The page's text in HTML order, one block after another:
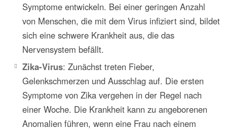
Symptome entwickeln. Bei einer geringen Anzahl
von Menschen, die mit dem Virus infiziert sind, bildet
sich eine schwere Krankheit aus, die das
Nervensystem befällt.
Zika-Virus: Zunächst treten Fieber,
Gelenkschmerzen und Ausschlag auf. Die ersten
Symptome von Zika vergehen in der Regel nach
einer Woche. Die Krankheit kann zu angeborenen
Anomalien führen, wenn eine Frau nach einem